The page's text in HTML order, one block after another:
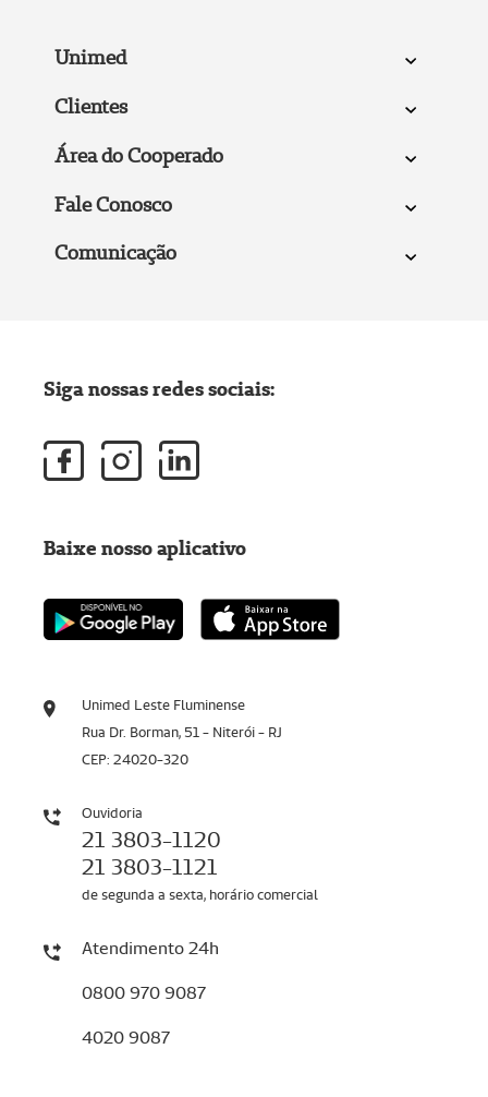
Unimed
Clientes
Área do Cooperado
Fale Conosco
Comunicação
Unimed Leste Fluminense
Rua Dr. Borman, 51 - Niterói - RJ
CEP: 24020-320
Ouvidoria
21 3803-1120
21 3803-1121
de segunda a sexta, horário comercial
Atendimento 24h
0800 970 9087
4020 9087
Siga nossas redes sociais:
Baixe nosso aplicativo